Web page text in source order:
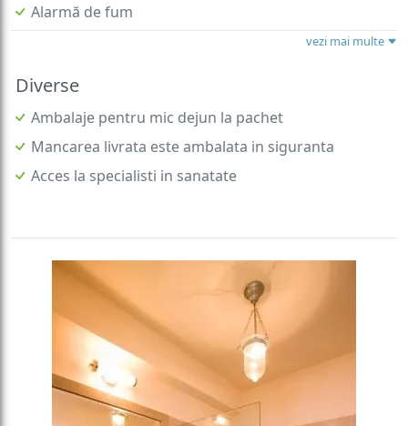
Alarmă de fum
vezi mai multe
Diverse
Ambalaje pentru mic dejun la pachet
Mancarea livrata este ambalata in siguranta
Acces la specialisti in sanatate